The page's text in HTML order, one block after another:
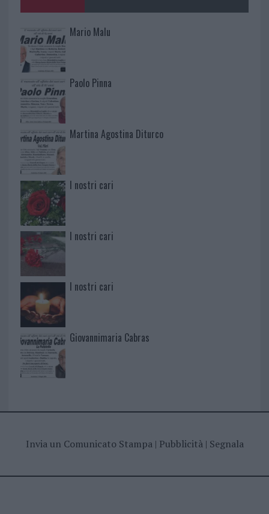
Mario Malu
Paolo Pinna
Martina Agostina Diturco
I nostri cari
I nostri cari
I nostri cari
Giovannimaria Cabras
Invia un Comunicato Stampa| Pubblicità| Segnala